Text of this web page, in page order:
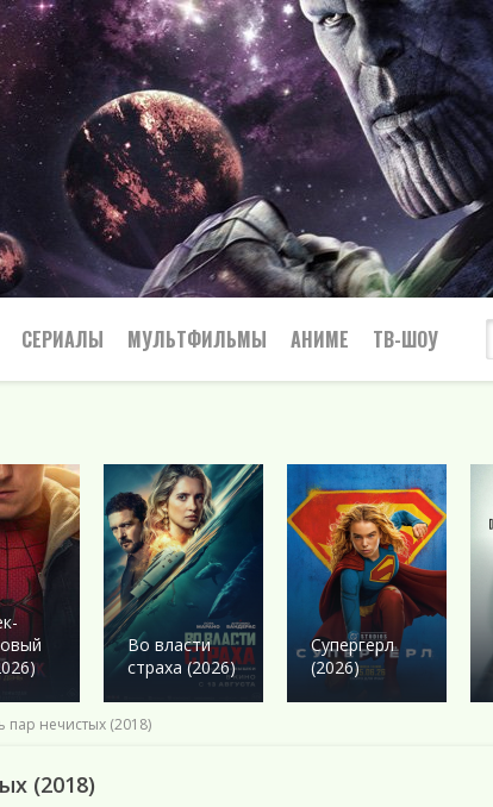
Боевики
Вестерн
Военный
Детектив
Драма
Исторические
Комедия
Мелодрама
Семейный
Триллер
Ужасы
Фантастика
Фэнтези
Фильмы 4К
Фильмы HD1080
СЕРИАЛЫ
Боевик
Мелодрамы
Военный
Детектив
Исторические
Приключения
Триллеры
Ужасы
Фантастика
Netflix
МУЛЬТФИЛЬМЫ АНИМЕ
Драма
Романтика
Комедия
Этти
Мистика
Приключения
ТВ-ШОУ
Во власти
страха (2026)
Супергерл
(2026)
пар нечистых (2018)
(2018)